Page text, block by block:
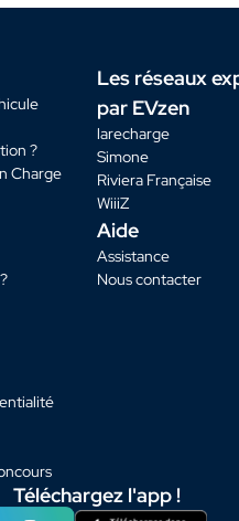
?
Charge
Les réseaux
par EVzen
larecharge
Simone
Riviera Française
WiiiZ
Aide
Assistance
Nous contacter
Téléchargez l'app !